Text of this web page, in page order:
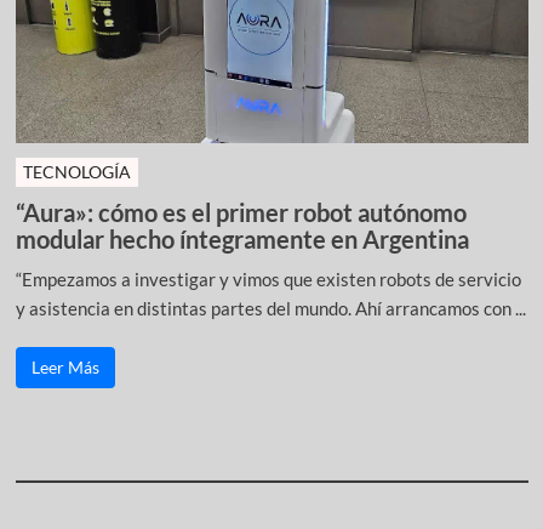
TECNOLOGÍA
“Aura»: cómo es el primer robot autónomo
modular hecho íntegramente en Argentina
“Empezamos a investigar y vimos que existen robots de servicio
y asistencia en distintas partes del mundo. Ahí arrancamos con ...
Leer Más